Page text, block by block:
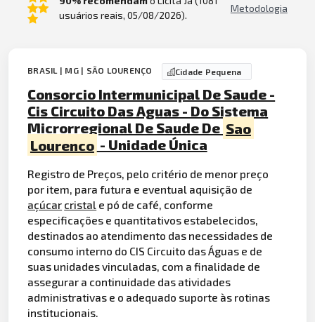
usuários reais, 05/08/2026).
Metodologia
BRASIL | MG | SÃO LOURENÇO Cidade Pequena
Consorcio Intermunicipal De Saude -
Cis Circuito Das Aguas - Do Sistema
Microrregional De Saude De Sao
Lourenco - Unidade Única
Registro de Preços, pelo critério de menor preço
por item, para futura e eventual aquisição de
açúcar cristal e pó de café, conforme
especificações e quantitativos estabelecidos,
destinados ao atendimento das necessidades de
consumo interno do CIS Circuito das Águas e de
suas unidades vinculadas, com a finalidade de
assegurar a continuidade das atividades
administrativas e o adequado suporte às rotinas
institucionais.